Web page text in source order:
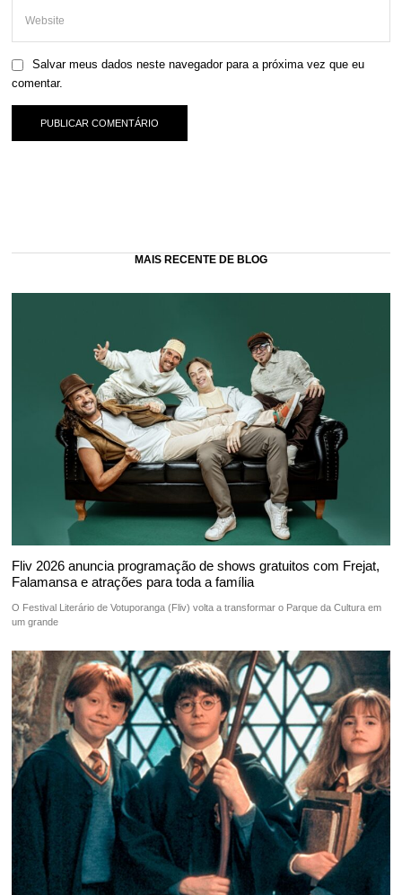
Salvar meus dados neste navegador para a próxima vez que eu
comentar.
MAIS RECENTE DE BLOG
Fliv 2026 anuncia programação de shows gratuitos com Frejat,
Falamansa e atrações para toda a família
O Festival Literário de Votuporanga (Fliv) volta a transformar o Parque da Cultura em
um grande